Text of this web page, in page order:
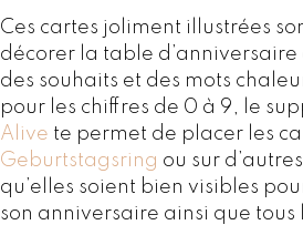
Ces cartes joliment illustrées
décorer la table
des souhaits et des mots
pour les chiffres de 0 à 9, le
Alive te permet de placer les
Geburtstagsring ou sur
qu’elles soient bien visibles
son anniversaire ainsi que tous